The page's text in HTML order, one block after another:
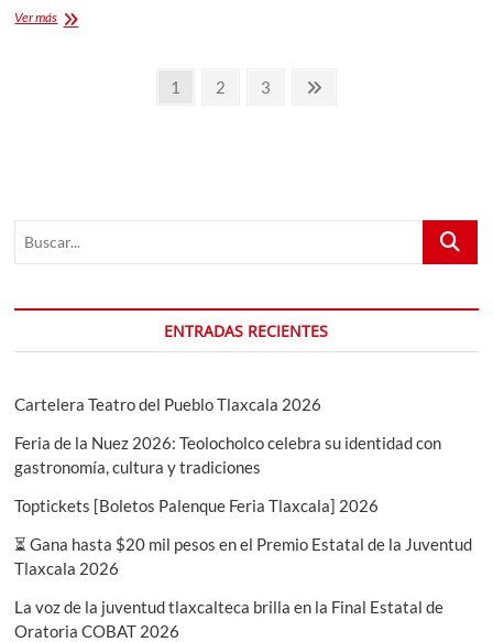
Ver másGran
Talla
Página
1 Página
2 Página
3
Página
Buscar...
ENTRADAS RECIENTES
Cartelera Teatro del Pueblo Tlaxcala 2026
Feria de la Nuez 2026: Teolocholco celebra su identidad con
gastronomía, cultura y tradiciones
Toptickets [Boletos Palenque Feria Tlaxcala] 2026
⏳ Gana hasta $20 mil pesos en el Premio Estatal de la Juventud
Tlaxcala 2026
La voz de la juventud tlaxcalteca brilla en la Final Estatal de
Oratoria COBAT 2026